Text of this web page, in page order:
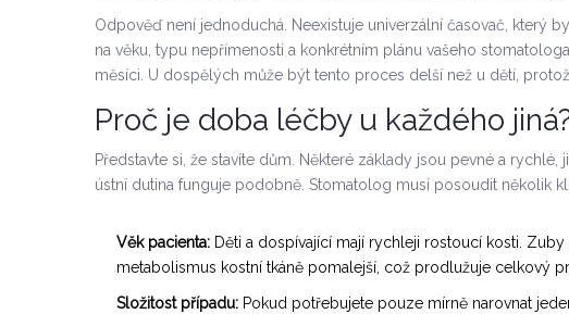
Odpověď není jednoduchá. Neexistuje univerzální časovač, který
na věku, typu nepřímenosti a konkrétním plánu vašeho
měsíci. U dospělých může být tento proces delší než u dětí,
Proč je doba léčby u každého
Představte si, že stavíte dům. Některé základy jsou pevné a
ústní dutina funguje podobně. Stomatolog musí posoudit několik
Věk pacienta: Děti a dospívající mají rychleji rostoucí kosti.
metabolismus kostní tkáně pomalejší, což prodlužuje celkový
Složitost případu: Pokud potřebujete pouze mírně narovnat